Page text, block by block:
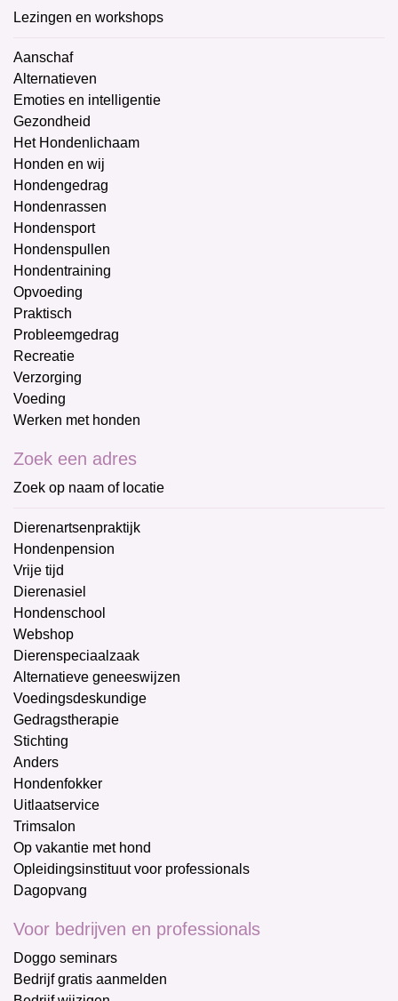
Lezingen en workshops
Aanschaf
Alternatieven
Emoties en intelligentie
Gezondheid
Het Hondenlichaam
Honden en wij
Hondengedrag
Hondenrassen
Hondensport
Hondenspullen
Hondentraining
Opvoeding
Praktisch
Probleemgedrag
Recreatie
Verzorging
Voeding
Werken met honden
Zoek een adres
Zoek op naam of locatie
Dierenartsenpraktijk
Hondenpension
Vrije tijd
Dierenasiel
Hondenschool
Webshop
Dierenspeciaalzaak
Alternatieve geneeswijzen
Voedingsdeskundige
Gedragstherapie
Stichting
Anders
Hondenfokker
Uitlaatservice
Trimsalon
Op vakantie met hond
Opleidingsinstituut voor professionals
Dagopvang
Voor bedrijven en professionals
Doggo seminars
Bedrijf gratis aanmelden